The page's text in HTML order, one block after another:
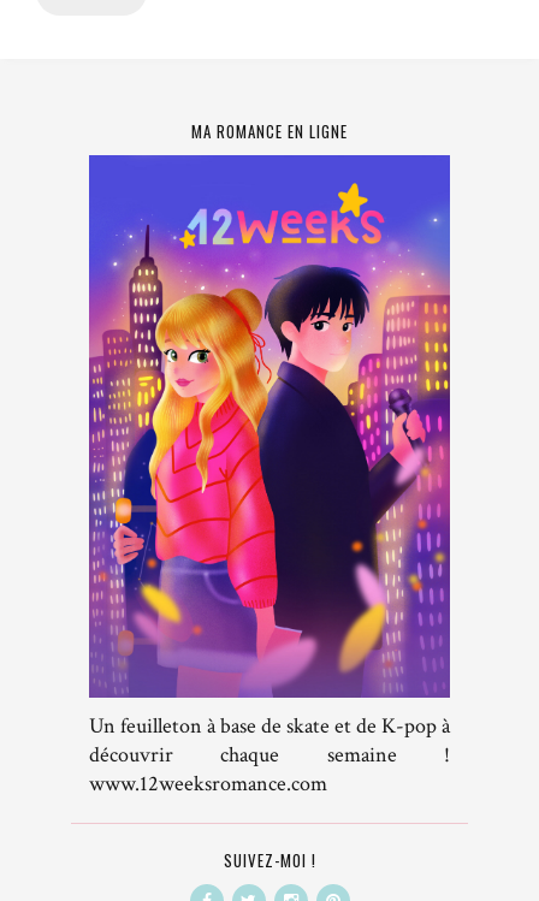
MA ROMANCE EN LIGNE
Un feuilleton à base de skate et de K-pop à
découvrir chaque semaine !
www.12weeksromance.com
SUIVEZ-MOI !